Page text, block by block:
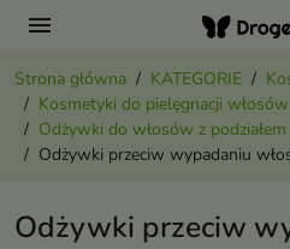
menu
Strona główna KATEGORIE
Kosmetyki do pielęgnacji włosów
Odżywki do włosów z
Odżywki przeciw wypadaniu
Odżywki przeciw